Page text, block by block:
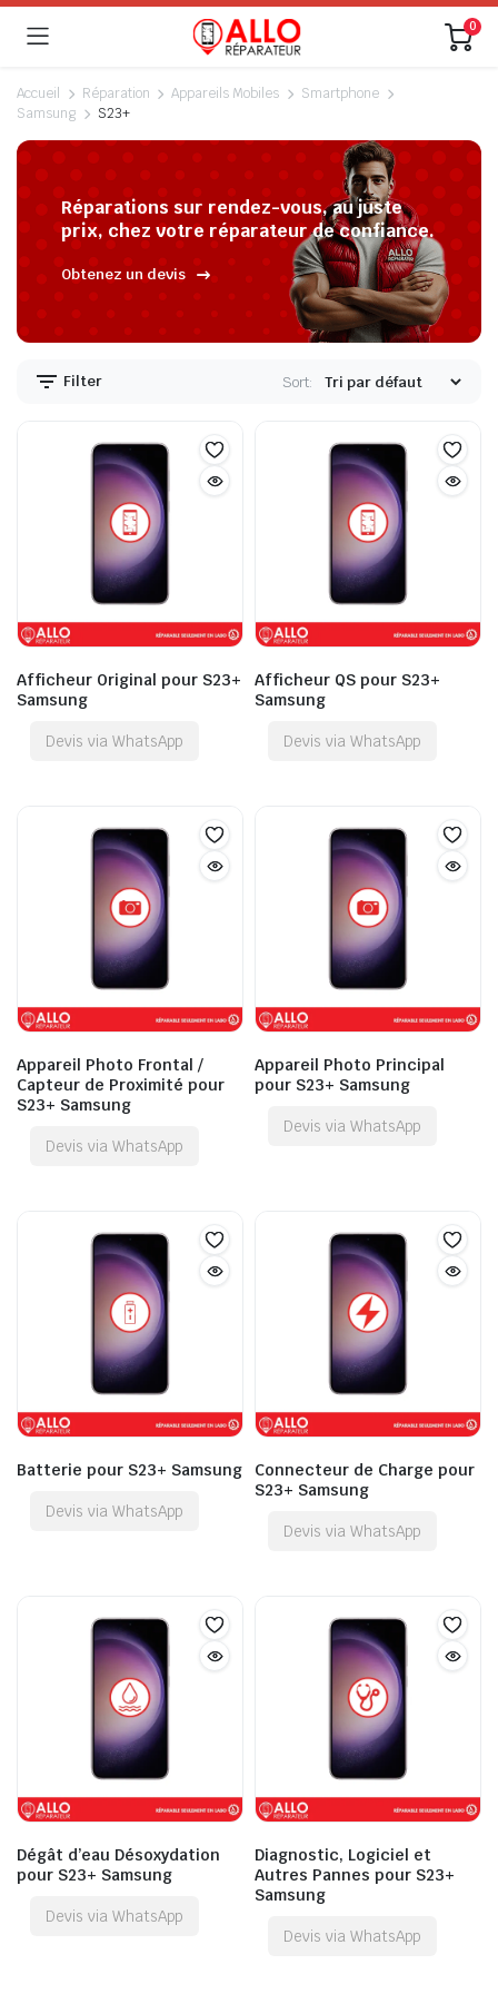
0
Accueil Réparation Appareils Mobiles
Smartphone
Samsung
S23+
Réparations sur rendez-vous, au juste
prix, chez votre réparateur de confiance.
Obtenez un devis
Filter Sort:
Afficheur Original pour S23+
Samsung
Devis via WhatsApp
Afficheur QS pour S23+
Samsung
Devis via WhatsApp
Appareil Photo Frontal /
Capteur de Proximité pour
S23+ Samsung
Devis via WhatsApp
Appareil Photo Principal
pour S23+ Samsung
Devis via WhatsApp
Batterie pour S23+ Samsung
Devis via WhatsApp
Connecteur de Charge pour
S23+ Samsung
Devis via WhatsApp
Dégât d’eau Désoxydation
pour S23+ Samsung
Devis via WhatsApp
Diagnostic, Logiciel et
Autres Pannes pour S23+
Samsung
Devis via WhatsApp